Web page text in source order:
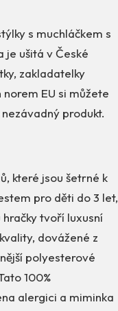
s muchláčkem s
je ušitá v České
zakladatelky
EU si můžete
produkt.
které jsou šetrné k
pro děti do 3 let,
tvoří luxusní
dovážené z
polyesterové
100%
alergici a miminka